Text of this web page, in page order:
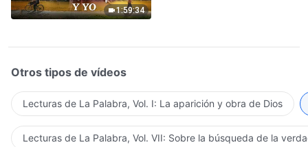
1:59:34
Otros tipos de vídeos
Lecturas de La Palabra, Vol. I: La aparición y obra de Dios
Lecturas de La Palabra, Vol. VII: Sobre la búsqueda de la